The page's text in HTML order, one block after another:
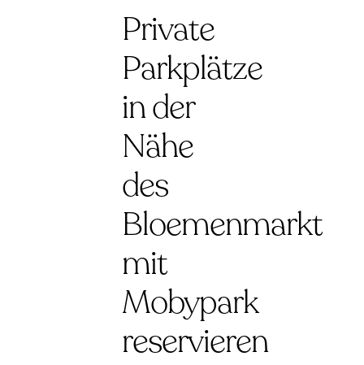
Private
Parkplätze
in der
Nähe
des
Bloemenmarkt
mit
Mobypark
reservieren